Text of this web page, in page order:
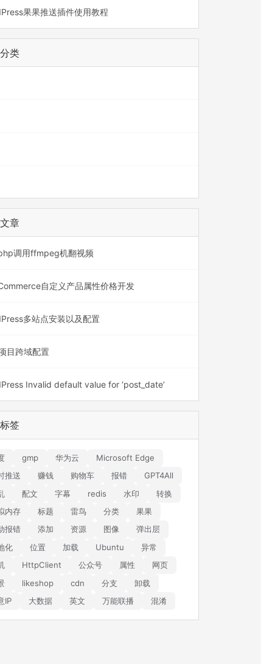
果果推送插件使用教程
类
章
调用ffmpeg机翻视频
自定义产品属性价格开发
多站点安装以及配置
目跨域配置
Invalid default value for ‘post_date’
签
gmp 华为云
Microsoft Edge
推送
赚钱 购物车 报错
GPT4All
配文 字幕 redis 水印
转换
内存
标题 雷鸟 分类
果果
报错
添加 资源 图像
弹出层
化
位置 加载 Ubuntu
异常
HttpClient 公众号 属性
网页
likeshop cdn 分支
卸载
IP
大数据 英文 万能联播 混淆